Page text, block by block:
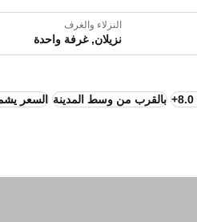
النزلاء والغرف
نزيلان, غرفة واحدة
بالقرب من وسط المدينة السعر